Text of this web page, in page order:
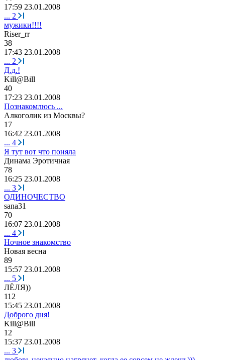
17:59 23.01.2008
... 2
мужики!!!!
Riser_rr
38
17:43 23.01.2008
... 2
Д.д.!
Kill@Bill
40
17:23 23.01.2008
Познакомлюсь ...
Алкоголик из Москвы?
17
16:42 23.01.2008
... 4
Я тут вот что поняла
Динама Эротичная
78
16:25 23.01.2008
... 3
ОДИНОЧЕСТВО
sana31
70
16:07 23.01.2008
... 4
Ночное знакомство
Новая весна
89
15:57 23.01.2008
... 5
ЛЁЛЯ))
112
15:45 23.01.2008
Доброго дня!
Kill@Bill
12
15:37 23.01.2008
... 3